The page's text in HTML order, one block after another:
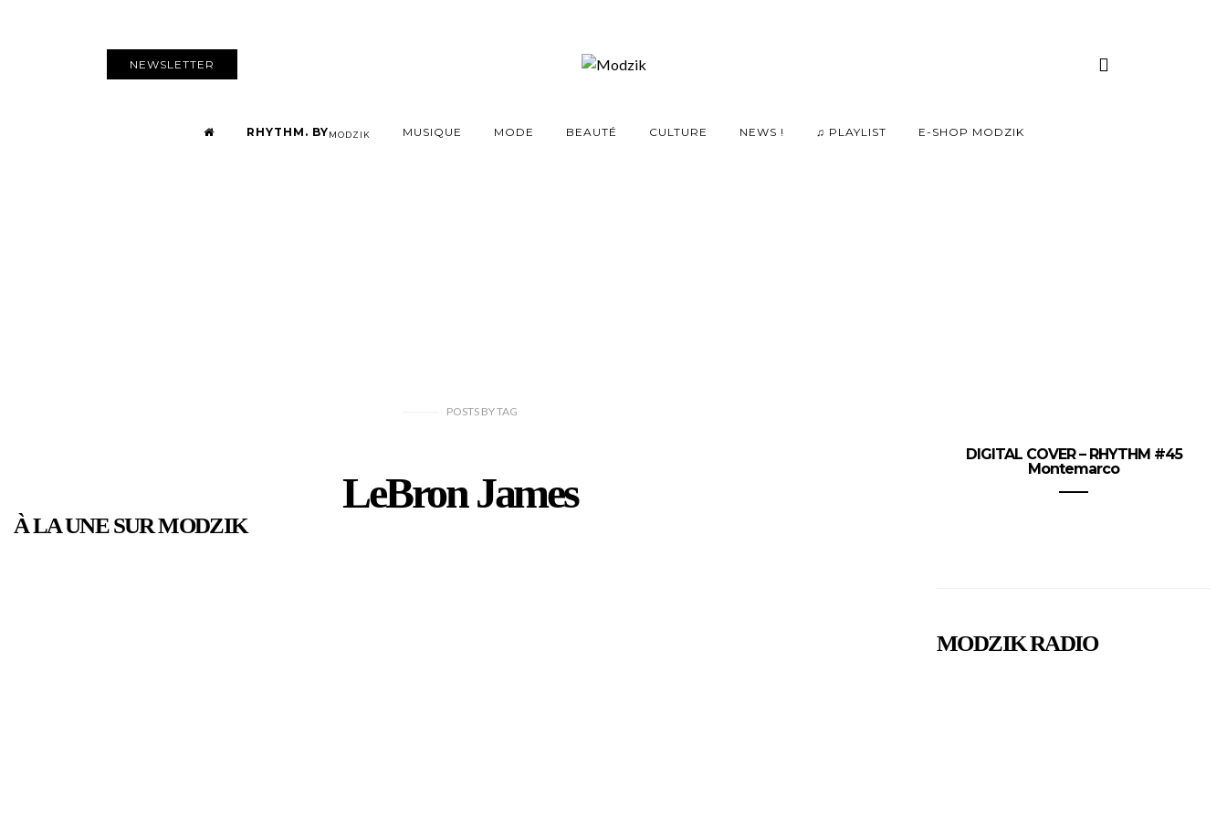
NEWSLETTER
RHYTHM. BYMODZIK MUSIQUE MODE BEAUTÉ CULTURE NEWS ! ♫ PLAYLIST E-SHOP MODZIK
POSTS BYTAG
LeBron James
À LA UNE SUR MODZIK
DIGITAL COVER – RHYTHM #45
Montemarco
MODZIK RADIO